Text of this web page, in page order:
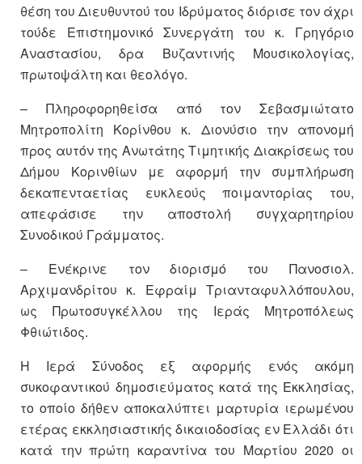
θέση του Διευθυντού του Ιδρύματος διόρισε τον άχρι
τούδε Επιστημονικό Συνεργάτη του κ. Γρηγόριο
Αναστασίου, δρα Βυζαντινής Μουσικολογίας,
πρωτοψάλτη και θεολόγο.
– Πληροφορηθείσα από τον Σεβασμιώτατο
Μητροπολίτη Κορίνθου κ. Διονύσιο την απονομή
προς αυτόν της Ανωτάτης Τιμητικής Διακρίσεως του
Δήμου Κορινθίων με αφορμή την συμπλήρωση
δεκαπενταετίας ευκλεούς ποιμαντορίας του,
απεφάσισε την αποστολή συγχαρητηρίου
Συνοδικού Γράμματος.
– Ενέκρινε τον διορισμό του Πανοσιολ.
Αρχιμανδρίτου κ. Εφραίμ Τριανταφυλλόπουλου,
ως Πρωτοσυγκέλλου της Ιεράς Μητροπόλεως
Φθιώτιδος.
Η Ιερά Σύνοδος εξ αφορμής ενός ακόμη
συκοφαντικού δημοσιεύματος κατά της Εκκλησίας,
το οποίο δήθεν αποκαλύπτει μαρτυρία ιερωμένου
ετέρας εκκλησιαστικής δικαιοδοσίας εν Ελλάδι ότι
κατά την πρώτη καραντίνα του Μαρτίου 2020 οι